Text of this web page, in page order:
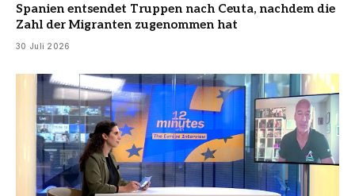
Spanien entsendet Truppen nach Ceuta, nachdem die
Zahl der Migranten zugenommen hat
30 Juli 2026